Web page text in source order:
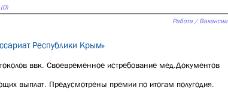
Работа / Вакансии
Республики Крым»
ввк. Своевременное истребование мед.Документов
выплат. Предусмотрены премии по итогам полугодия.